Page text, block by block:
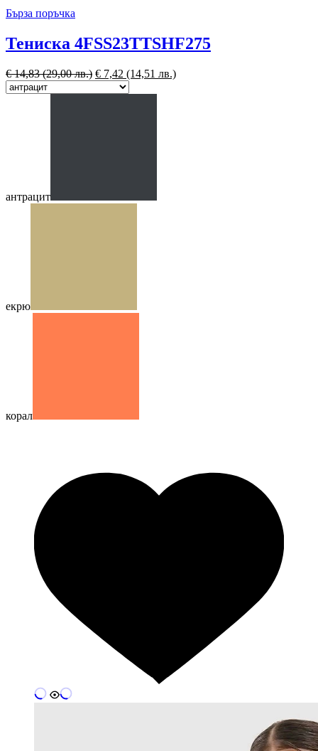
Бърза поръчка
Тениска 4FSS23TTSHF275
€14,83(29,00 лв.) € 7,42 (14,51 лв.)
антрацит
екрю
корал